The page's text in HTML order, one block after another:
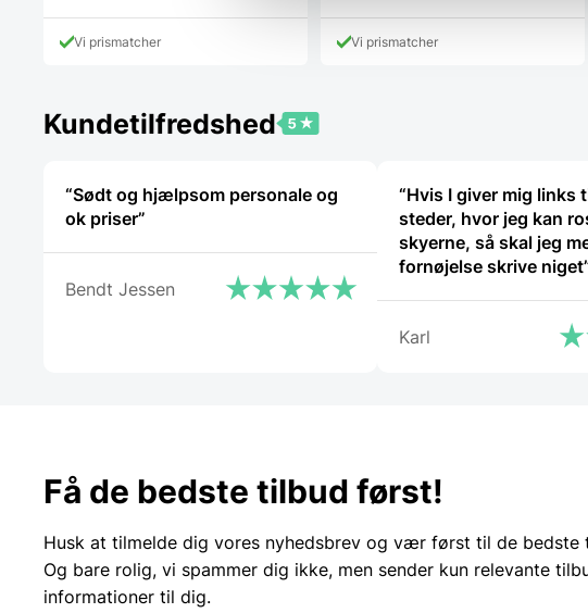
var:
59,95 DKK.
aktuelle
pris
er:Vi prismatcher
var:
115,00 DKK.
aktuelle
pris
er:Vi prismatcher
Kundetilfredshed
“Sødt og hjælpsom personale og
ok priser”
Bendt Jessen
“Hvis I giver mig links
steder, hvor jeg kan
skyerne, så skal jeg
fornøjelse skrive
Karl
Få de bedste tilbud først!
Husk at tilmelde dig vores nyhedsbrev og vær først til de bedste
Og bare rolig, vi spammer dig ikke, men sender kun relevante
informationer til dig.